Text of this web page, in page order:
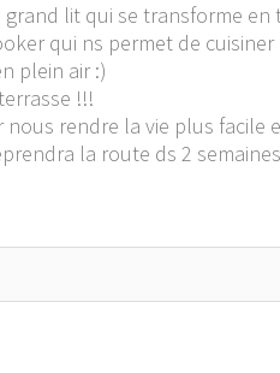
grand lit qui se transforme
qui ns permet de
plein air :)
!!!
nous rendre la vie plus
la route ds 2